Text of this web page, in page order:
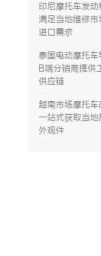
印尼摩托车发动
满足当地维修
进口需求
泰国电动摩托
B端分销商提供
供应链
越南市场摩托车
一站式获取当
外观件